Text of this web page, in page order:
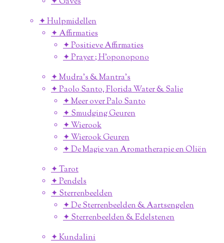
✦ Hulpmidellen
✦ Affirmaties
✦ Positieve Affirmaties
✦ Prayer ; H'oponopono
✦ Mudra's & Mantra's
✦ Paolo Santo, Florida Water & Salie
✦ Meer over Palo Santo
✦ Smudging Geuren
✦ Wierook
✦ Wierook Geuren
✦ De Magie van Aromatherapie en Oliën
✦ Tarot
✦ Pendels
✦ Sterrenbeelden
✦ De Sterrenbeelden & Aartsengelen
✦ Sterrenbeelden & Edelstenen
✦ Kundalini